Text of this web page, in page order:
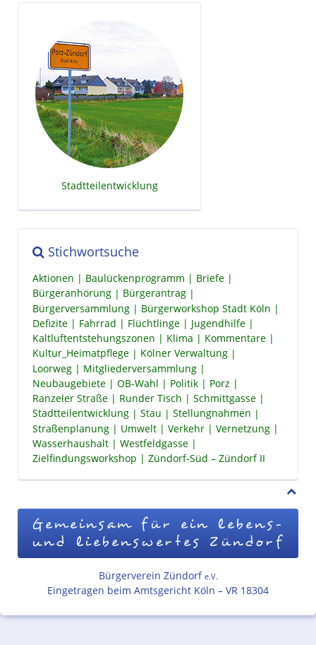
Stadtteilentwicklung
Stichwortsuche
Aktionen Baulückenprogramm
Briefe
Bürgeranhörung
Bürgerantrag
Bürgerversammlung
Bürgerworkshop Stadt Köln
Defizite
Fahrrad Flüchtlinge
Jugendhilfe
Kaltluftentstehungszonen
Klima
Kommentare
Kultur_Heimatpflege
Kölner Verwaltung
Loorweg
Mitgliederversammlung
Neubaugebiete
OB-Wahl Politik
Porz
Ranzeler Straße
Runder Tisch
Schmittgasse
Stadtteilentwicklung
Stau
Stellungnahmen
Straßenplanung
Umwelt Verkehr
Vernetzung
Wasserhaushalt
Westfeldgasse
Zielfindungsworkshop
Zündorf-Süd – Zündorf II
Gemeinsam für ein lebens-
und liebenswertes Zündorf
Bürgerverein Zündorf e.V.
Eingetragen beim Amtsgericht Köln – VR 18304